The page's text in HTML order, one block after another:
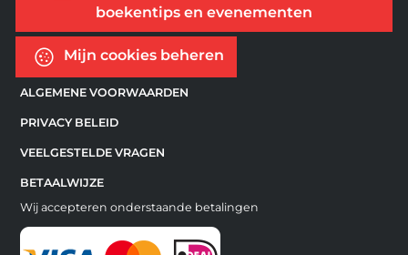
boekentips en evenementen
Mijn cookies beheren
ALGEMENE VOORWAARDEN
PRIVACY BELEID
VEELGESTELDE VRAGEN
BETAALWIJZE
Wij accepteren onderstaande betalingen